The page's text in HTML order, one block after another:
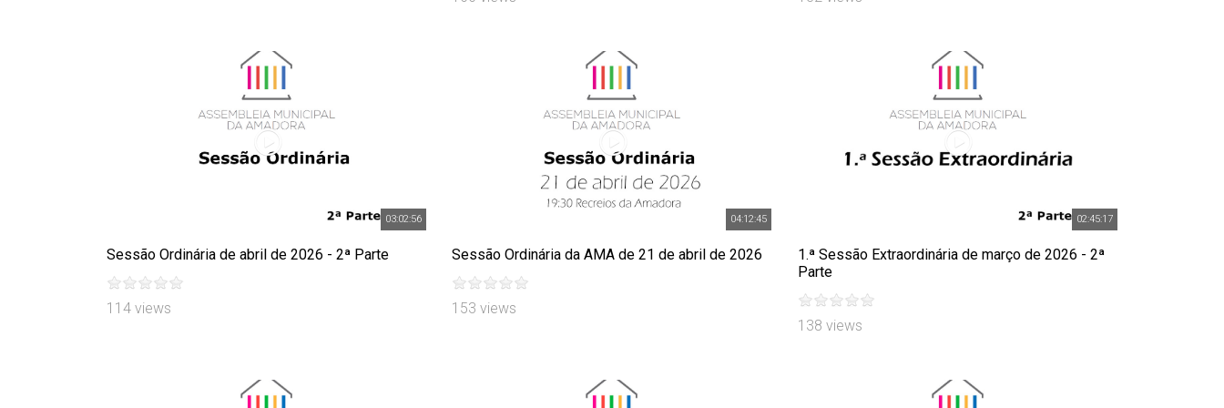
03:02:56
Sessão Ordinária de abril de 2026 - 2ª Parte
114 views
04:12:45
Sessão Ordinária da AMA de 21 de abril de 2026
153 views
02:45:17
1.ª Sessão Extraordinária de março de 2026 - 2ª
Parte
138 views